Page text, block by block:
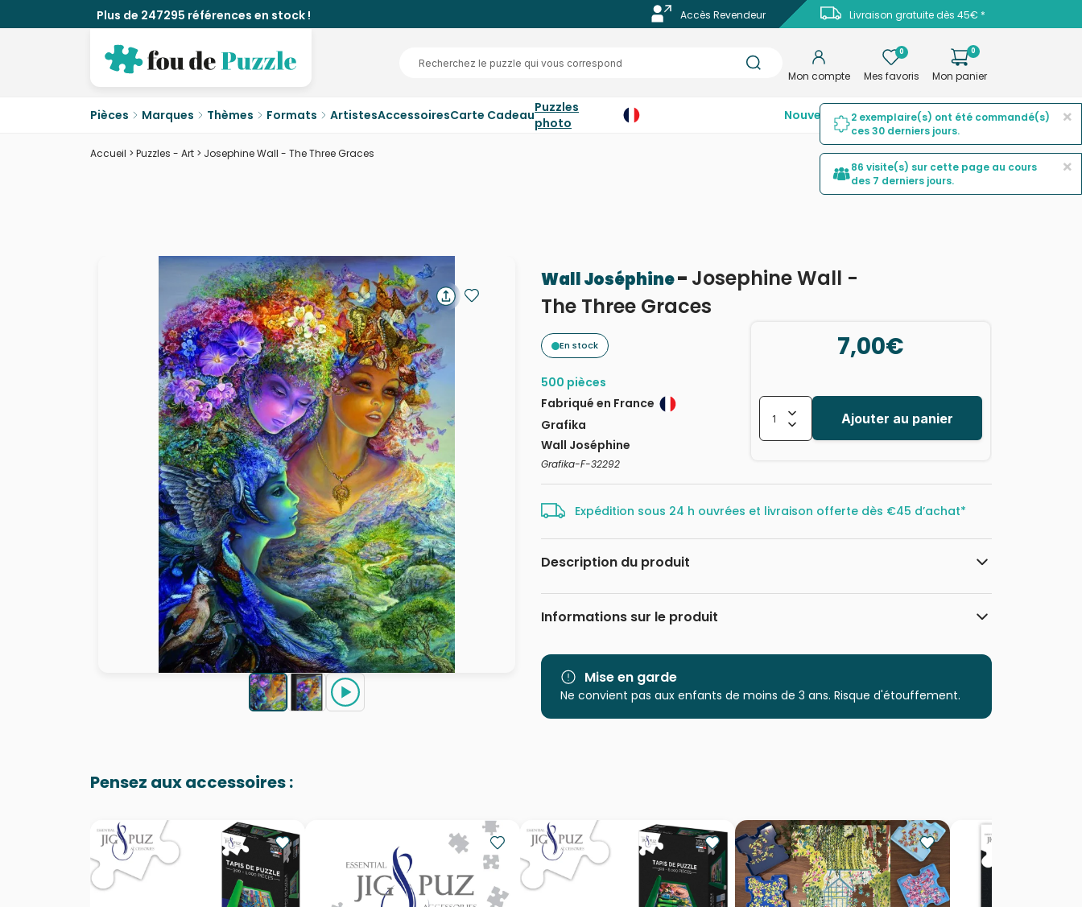
Plus de 247295 références en stock ! Livraison gratuite dès 45€ *
Accès Revendeur
Mon compte
0
Mes favoris
0
Mon panier
Pièces Marques Thèmes Formats ArtistesAccessoiresCarte CadeauPuzzles
photo
NouveautésTop ventesPromotions
Accueil > Puzzles - Art > Josephine Wall - The Three Graces
Wall Joséphine- Josephine Wall -
The Three Graces
En stock
500 pièces
Fabriqué en France
Grafika
Wall Joséphine
Grafika-F-32292
7,00€
Ajouter au panier
Expédition sous 24 h ouvrées et livraison offerte dès €45 d’achat*
Description du produit
Josephine Wall. www.josephinewall.com
Informations sur le produit
Catégorie
Age
Puzzle pour Adultes (500 à 48.000
pièces)
Dimensions
48 x 34 cm
Mise en garde
Ne convient pas aux enfants de moins de 3 ans. Risque d'étouffement.
Pensez aux accessoires :
×
2 exemplaire(s) ont été commandé(s)
ces 30 derniers jours.
×
86 visite(s) sur cette page au cours
des 7 derniers jours.